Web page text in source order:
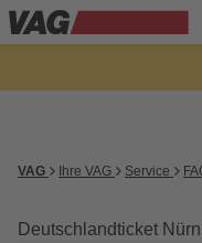
VAG Ihre VAG Service
Deutschlandticket